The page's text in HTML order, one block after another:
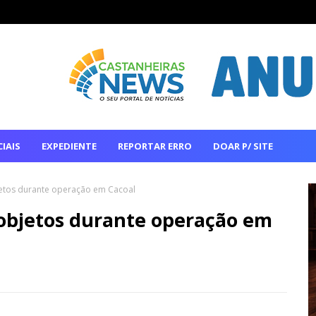
EXPEDIENTE REPORTAR ERRO DOAR P/ SITE
durante operação em Cacoal
durante operação em